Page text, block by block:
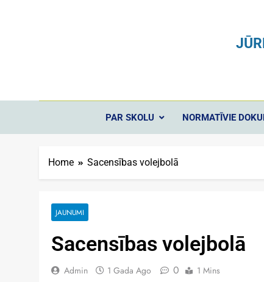
PAR SKOLU NORMATĪVIE
Home Sacensības volejbolā
JAUNUMI
Sacensības volejbolā
Admin 1 Gada Ago 0 1 Mins